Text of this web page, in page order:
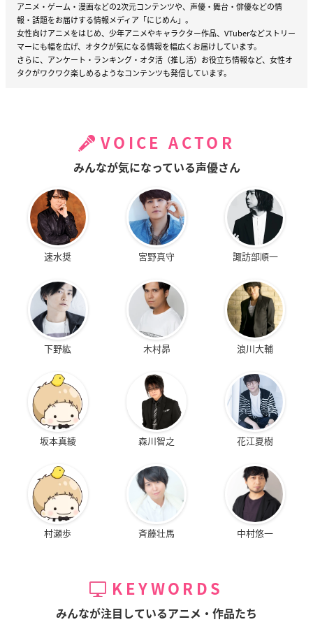
アニメ・ゲーム・漫画などの2次元コンテンツや、声優・舞台・俳優などの情
報・話題をお届けする情報メディア「にじめん」。
女性向けアニメをはじめ、少年アニメやキャラクター作品、VTuberなどストリー
マーにも幅を広げ、オタクが気になる情報を幅広くお届けしています。
さらに、アンケート・ランキング・オタ活（推し活）お役立ち情報など、女性オ
タクがワクワク楽しめるようなコンテンツも発信しています。
VOICE ACTOR
みんなが気になっている声優さん
速水奨 宮野真守 諏訪部順一
下野紘 木村昴 浪川大輔
坂本真綾 森川智之 花江夏樹
村瀬歩 斉藤壮馬 中村悠一
KEYWORDS
みんなが注目しているアニメ・作品たち